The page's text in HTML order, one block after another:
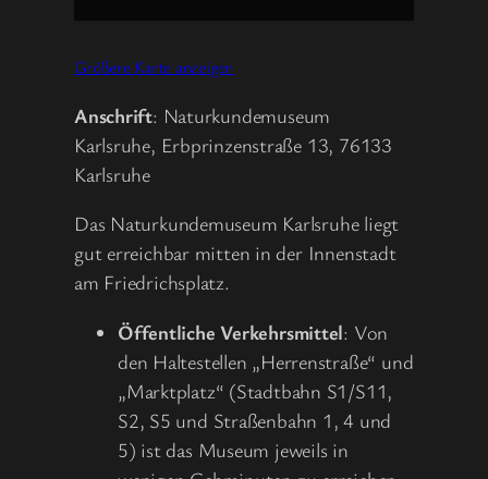
Größere Karte anzeigen
Anschrift: Naturkundemuseum
Karlsruhe, Erbprinzenstraße 13, 76133
Karlsruhe
Das Naturkundemuseum Karlsruhe liegt
gut erreichbar mitten in der Innenstadt
am Friedrichsplatz.
Öffentliche Verkehrsmittel: Von
den Haltestellen „Herrenstraße“ und
„Marktplatz“ (Stadtbahn S1/S11,
S2, S5 und Straßenbahn 1, 4 und
5) ist das Museum jeweils in